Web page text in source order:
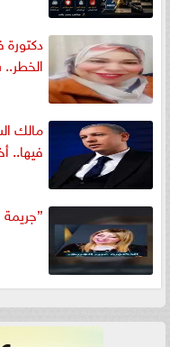
مالك
فيها..